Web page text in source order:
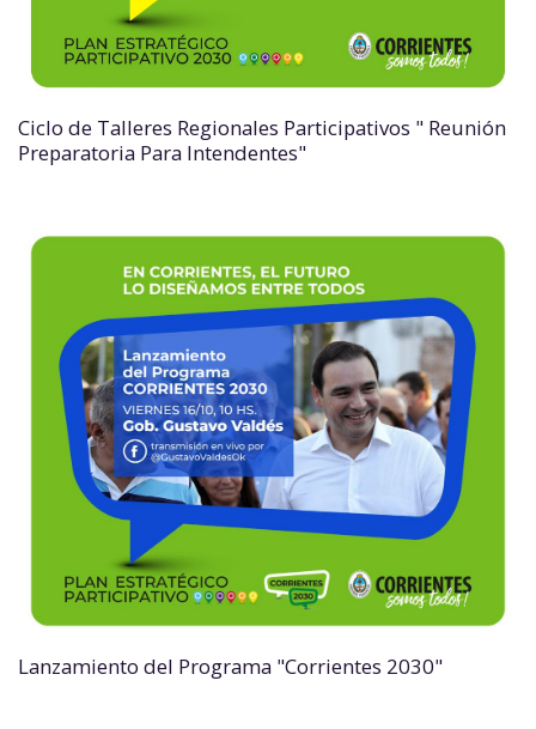
Ciclo de Talleres Regionales Participativos " Reunión
Preparatoria Para Intendentes"
Lanzamiento del Programa "Corrientes 2030"